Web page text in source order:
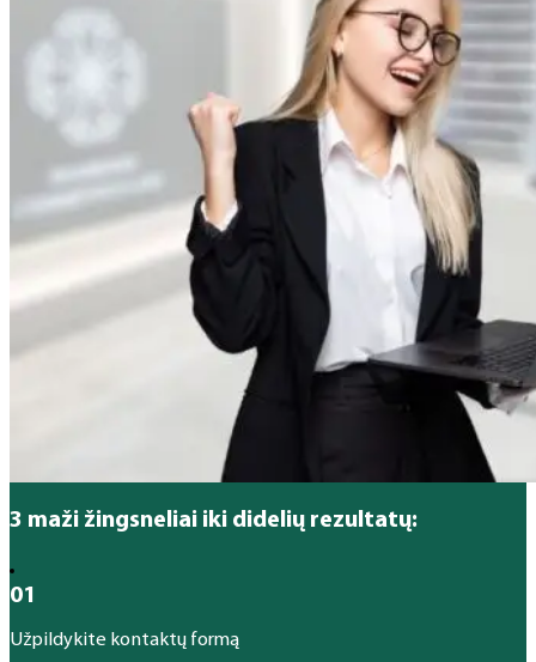
3 maži žingsneliai iki didelių rezultatų:
01
Užpildykite kontaktų formą